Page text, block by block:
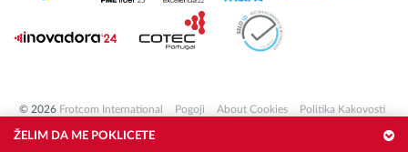
ŽELIM DA ME POKLICETE
© 2026 Frotcom International Pogoji About Cookies
Politika Kakovosti